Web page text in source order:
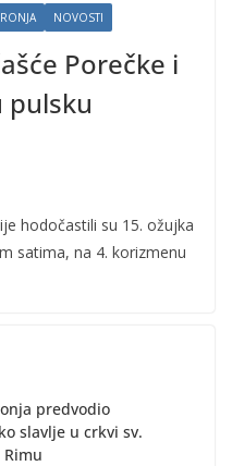
NOVOSTI
Porečke i
pulsku
hodočastili su 15. ožujka
satima, na 4. korizmenu
predvodio
slavlje u crkvi sv.
Rimu